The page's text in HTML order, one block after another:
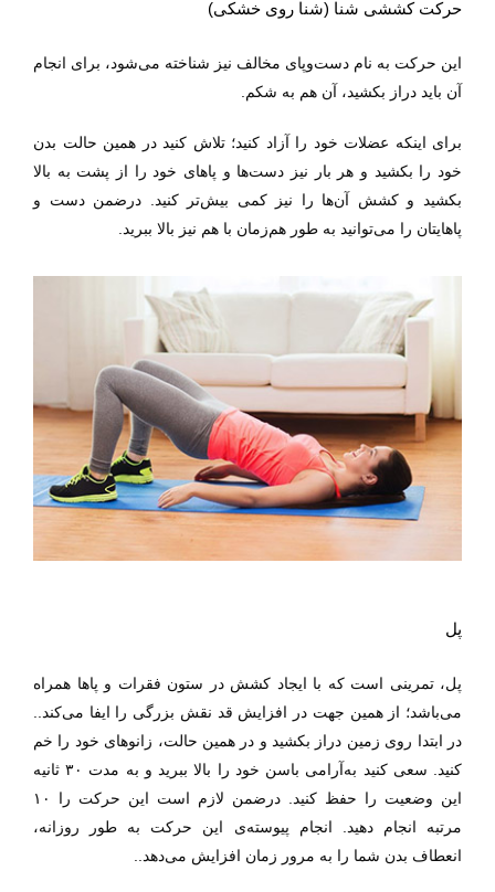
حرکت کششی شنا (شنا روی خشکی)
این حرکت به نام دست‌وپای مخالف نیز شناخته می‌شود، برای انجام
آن باید دراز بکشید، آن هم به شکم.
برای اینکه عضلات خود را آزاد کنید؛ تلاش کنید در همین حالت بدن
خود را بکشید و هر بار نیز دست‌ها و پا‌ها‌ی خود را از پشت به بالا
بکشید و کشش آن‌ها را نیز کمی بیش‌تر کنید. در‌ضمن دست و
پا‌ها‌یتان را می‌توانید به طور هم‌زمان با هم نیز بالا ببرید.
پل
پل، تمرینی است که با ایجاد کشش در ستون فقرات و پا‌ها همراه
می‌باشد؛ از همین جهت در افزایش قد نقش بزرگی را ایفا می‌کند..
در ابتدا روی زمین دراز بکشید و در همین حالت، زانوهای خود را خم
کنید. سعی کنید به‌آرامی باسن خود را بالا ببرید و به مدت ۳۰ ثانیه
این وضعیت را حفظ کنید. در‌ضمن لازم است این حرکت را ۱۰
مرتبه انجام دهید. انجام پیوسته‌ی این حرکت به طور روزانه،
انعطاف بدن شما را به مرور زمان افزایش می‌دهد..